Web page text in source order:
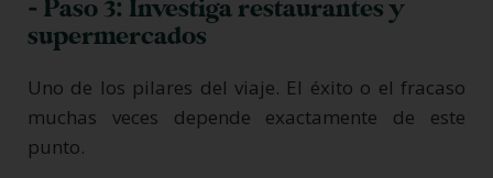
- Paso 3: Investiga restaurantes y
supermercados
Uno de los pilares del viaje. El éxito o el fracaso
muchas veces depende exactamente de este
punto.